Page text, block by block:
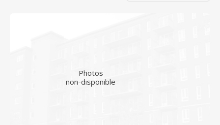
Photos
non-disponible